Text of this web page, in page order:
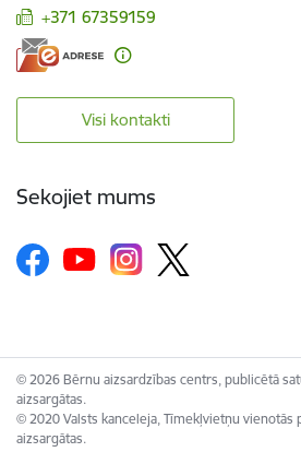
+371 67359159
Visi kontakti
Sekojiet mums
© 2026 Bērnu aizsardzības centrs, publicētā
aizsargātas.
© 2020 Valsts kanceleja, Tīmekļvietņu vienotās
aizsargātas.